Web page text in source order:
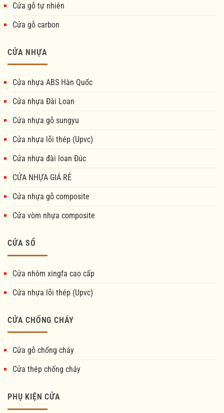
Cửa gỗ tự nhiên
Cửa gỗ carbon
CỬA NHỰA
Cửa nhựa ABS Hàn Quốc
Cửa nhựa Đài Loan
Cửa nhựa gỗ sungyu
Cửa nhựa lõi thép (Upvc)
Cửa nhựa đài loan Đúc
CỬA NHỰA GIÁ RẺ
Cửa nhựa gỗ composite
Cửa vòm nhựa composite
CỬA SỔ
Cửa nhôm xingfa cao cấp
Cửa nhựa lõi thép (Upvc)
CỬA CHỐNG CHÁY
Cửa gỗ chống cháy
Cửa thép chống cháy
PHỤ KIỆN CỬA